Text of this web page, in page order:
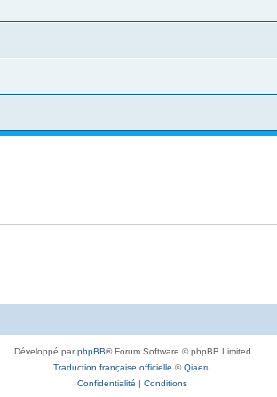
Développé parphpBB® Forum Software © phpBB Limited
Traduction française officielle ©Qiaeru
Confidentialité | Conditions